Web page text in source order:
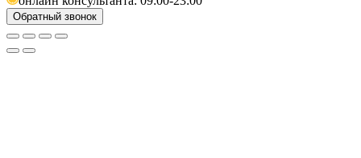
Обратный звонок